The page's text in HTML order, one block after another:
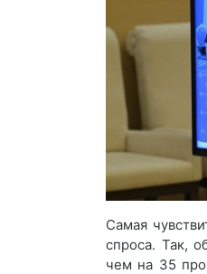
Самая
спроса. Так,
чем на 35